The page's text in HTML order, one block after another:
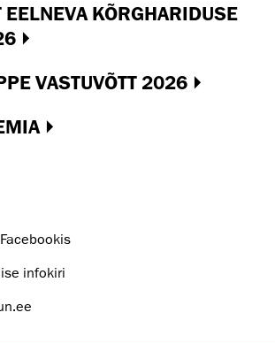
EELNEVA KÕRGHARIDUSE
VASTUVÕTT 2026
infokiri